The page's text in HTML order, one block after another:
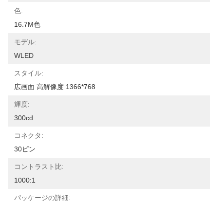
色:
16.7M色
モデル:
WLED
スタイル:
広画面 高解像度 1366*768
輝度:
300cd
コネクタ:
30ピン
コントラスト比:
1000:1
パッケージの詳細: